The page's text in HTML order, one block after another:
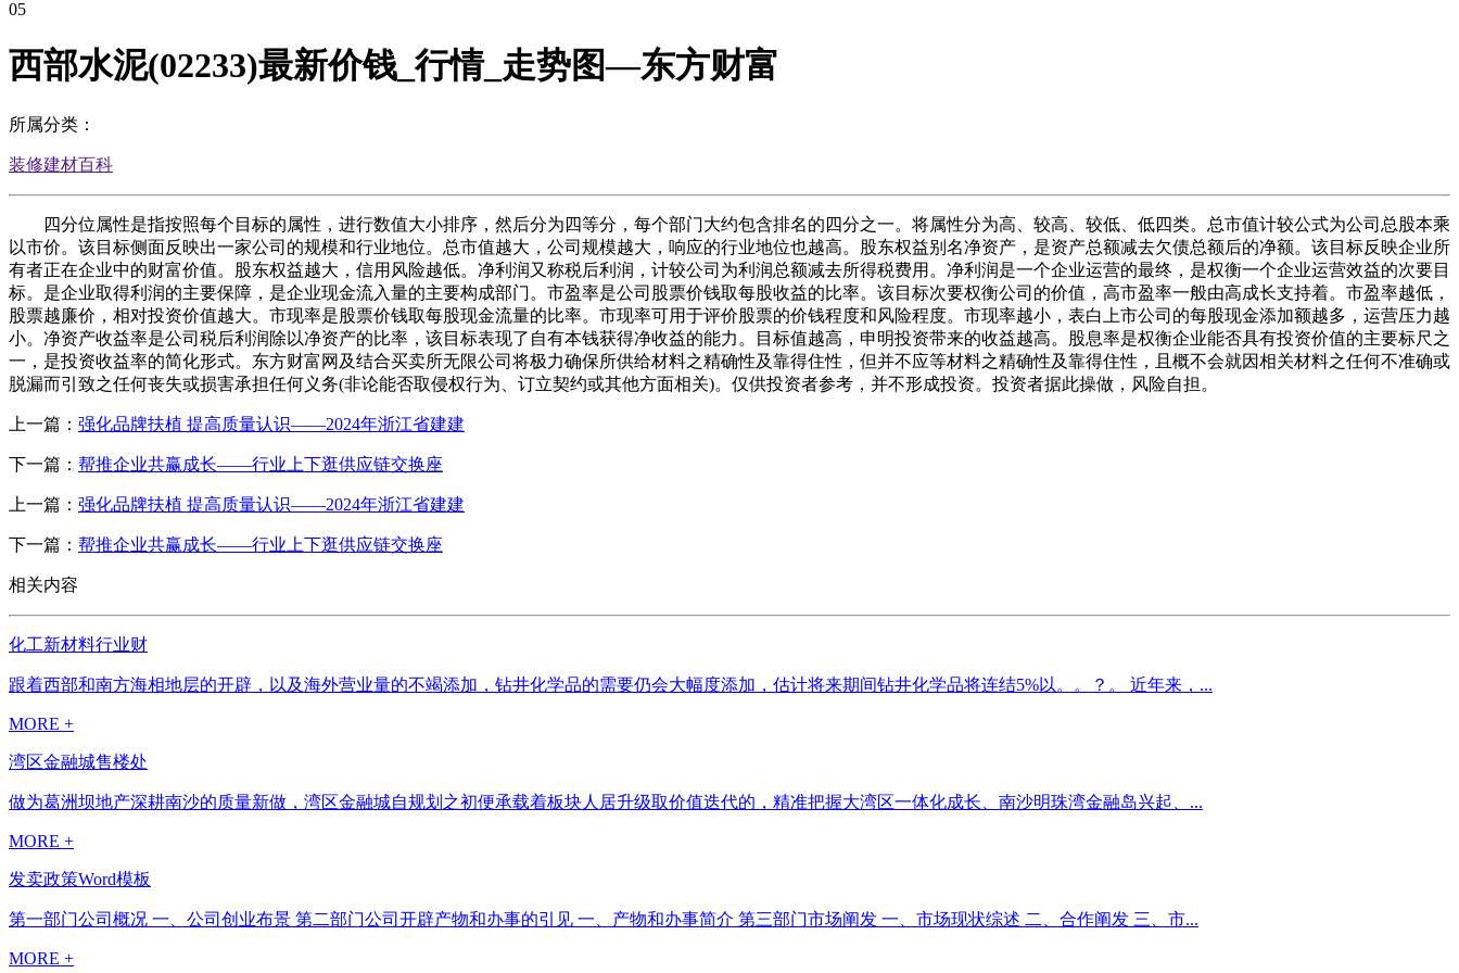
05
西部水泥(02233)最新价钱_行情_走势图—东方财富
所属分类：
装修建材百科
四分位属性是指按照每个目标的属性，进行数值大小排序，然后分为四等分，每个部门大约包含排名的四分之一。将属性分为高、较高、较低、低四类。总市值计较公式为公司总股本乘
以市价。该目标侧面反映出一家公司的规模和行业地位。总市值越大，公司规模越大，响应的行业地位也越高。股东权益别名净资产，是资产总额减去欠债总额后的净额。该目标反映企业所
有者正在企业中的财富价值。股东权益越大，信用风险越低。净利润又称税后利润，计较公司为利润总额减去所得税费用。净利润是一个企业运营的最终，是权衡一个企业运营效益的次要目
标。是企业取得利润的主要保障，是企业现金流入量的主要构成部门。市盈率是公司股票价钱取每股收益的比率。该目标次要权衡公司的价值，高市盈率一般由高成长支持着。市盈率越低，
股票越廉价，相对投资价值越大。市现率是股票价钱取每股现金流量的比率。市现率可用于评价股票的价钱程度和风险程度。市现率越小，表白上市公司的每股现金添加额越多，运营压力越
小。净资产收益率是公司税后利润除以净资产的比率，该目标表现了自有本钱获得净收益的能力。目标值越高，申明投资带来的收益越高。股息率是权衡企业能否具有投资价值的主要标尺之
一，是投资收益率的简化形式。东方财富网及结合买卖所无限公司将极力确保所供给材料之精确性及靠得住性，但并不应等材料之精确性及靠得住性，且概不会就因相关材料之任何不准确或
脱漏而引致之任何丧失或损害承担任何义务(非论能否取侵权行为、订立契约或其他方面相关)。仅供投资者参考，并不形成投资。投资者据此操做，风险自担。
上一篇： 强化品牌扶植 提高质量认识——2024年浙江省建建
下一篇： 帮推企业共赢成长——行业上下逛供应链交换座
上一篇： 强化品牌扶植 提高质量认识——2024年浙江省建建
下一篇： 帮推企业共赢成长——行业上下逛供应链交换座
相关内容
化工新材料行业财
跟着西部和南方海相地层的开辟，以及海外营业量的不竭添加，钻井化学品的需要仍会大幅度添加，估计将来期间钻井化学品将连结5%以。。？。 近年来，...
MORE +
湾区金融城售楼处
做为葛洲坝地产深耕南沙的质量新做，湾区金融城自规划之初便承载着板块人居升级取价值迭代的，精准把握大湾区一体化成长、南沙明珠湾金融岛兴起、...
MORE +
发卖政策Word模板
第一部门公司概况 一、公司创业布景 第二部门公司开辟产物和办事的引见 一、产物和办事简介 第三部门市场阐发 一、市场现状综述 二、合作阐发 三、市...
MORE +